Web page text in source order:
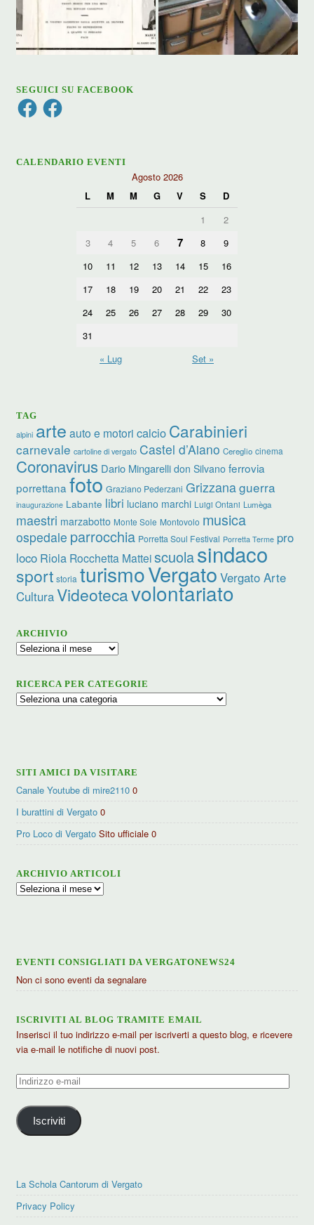
SEGUICI SU FACEBOOK
FacebookFacebook
CALENDARIO EVENTI
Agosto 2026
L
M M G V S
D
1
2
3
4 5 6 7 8
9
10
11 12 13 14 15
16
17
18 19 20 21 22
23
24
25 26 27 28 29
30
31
« Lug
Set »
TAG
alpini arte auto e motori calcio Carabinieri
carnevale cartoline di vergato Castel d’Aiano Cereglio cinema
Coronavirus Dario Mingarelli don Silvano ferrovia
porrettana foto Graziano Pederzani Grizzanaguerra
inaugurazione Labante libri luciano marchi Luigi Ontani Lumèga
maestri marzabotto Monte Sole Montovolo musica
ospedale parrocchia Porretta Soul Festival Porretta Terme pro
loco Riola Rocchetta Matteiscuolasindaco
sport storia turismoVergato Vergato Arte
CulturaVideotecavolontariato
ARCHIVIO
Archivio
RICERCA PER CATEGORIE
Ricerca
SITI AMICI DA VISITARE
Canale Youtube di mire2110 0
I burattini di Vergato 0
Pro Loco di Vergato Sito ufficiale 0
ARCHIVIO ARTICOLI
Archivio
EVENTI CONSIGLIATI DA VERGATONEWS24
Non ci sono eventi da segnalare
ISCRIVITI AL BLOG TRAMITE EMAIL
Inserisci il tuo indirizzo e-mail per iscriverti a questo blog, e ricevere
via e-mail le notifiche di nuovi post.
Indirizzo
mail
Iscriviti
La Schola Cantorum di Vergato
Privacy Policy